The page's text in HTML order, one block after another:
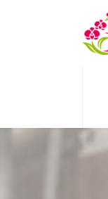
キ
に